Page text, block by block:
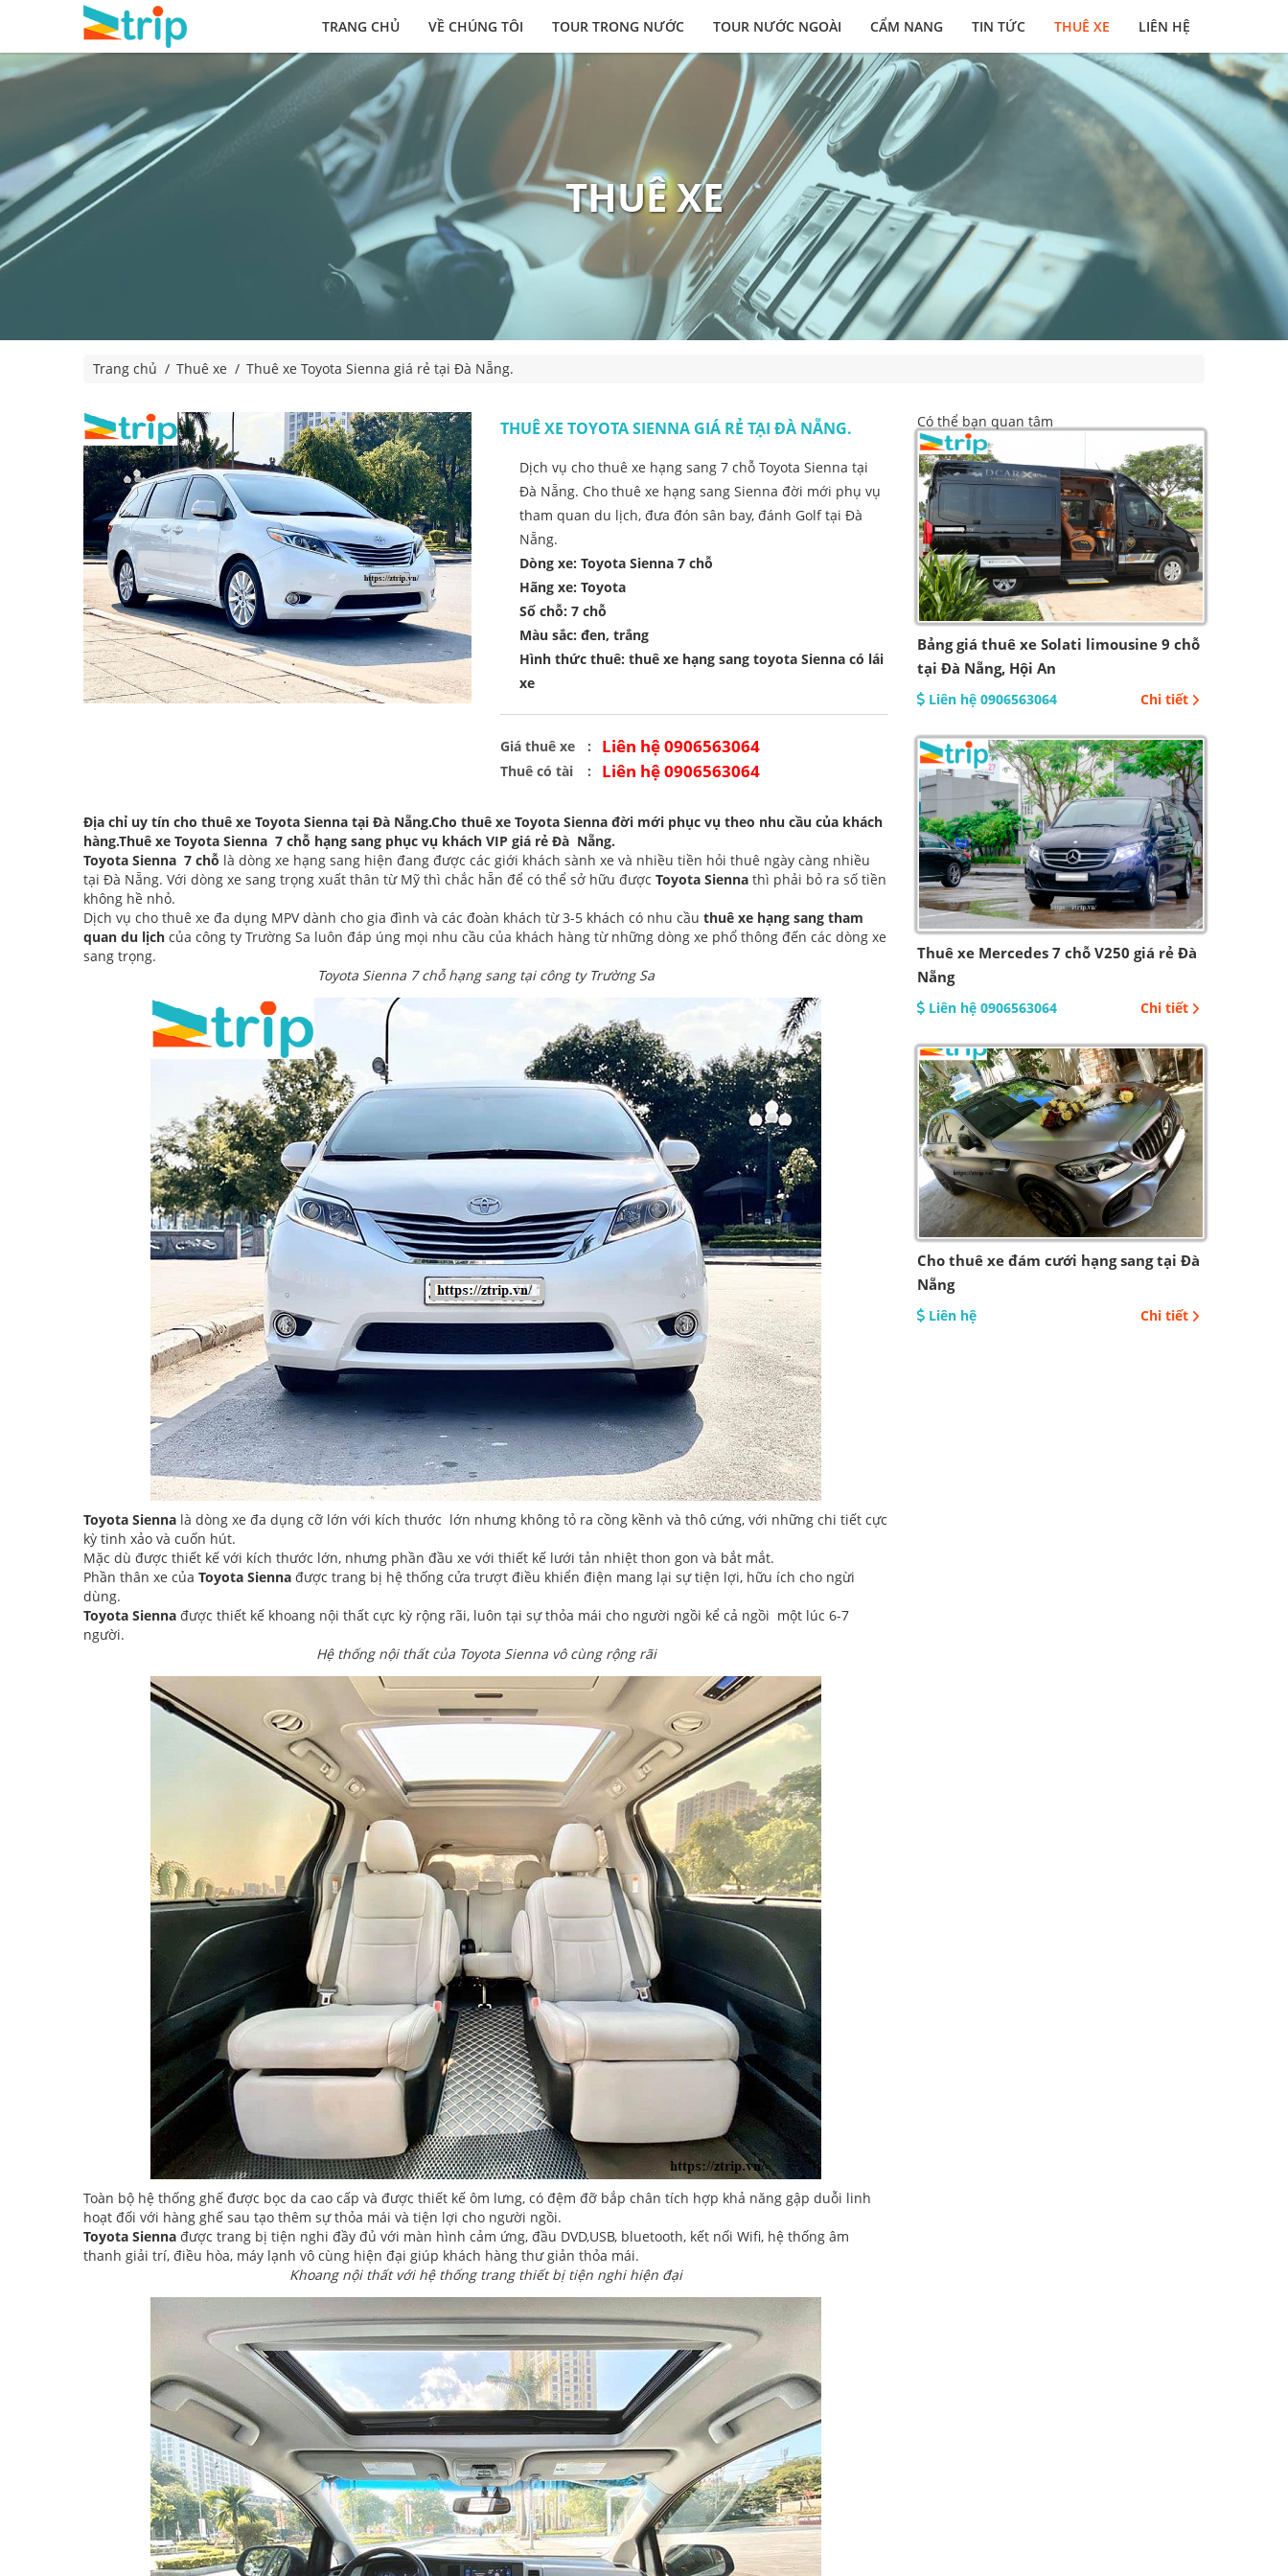
TRANG CHỦ VỀ CHÚNG TÔI TOUR TRONG NƯỚC TOUR NƯỚC NGOÀI CẨM NANG TIN TỨC THUÊ XE LIÊN HỆ
THUÊ XE
Trang chủ Thuê xe Thuê xe Toyota Sienna giá rẻ tại Đà Nẵng.
THUÊ XE TOYOTA SIENNA GIÁ RẺ TẠI ĐÀ NẴNG.
Dịch vụ cho thuê xe hạng sang 7 chỗ Toyota Sienna tại
Đà Nẵng. Cho thuê xe hạng sang Sienna đời mới phụ vụ
tham quan du lịch, đưa đón sân bay, đánh Golf tại Đà
Nẵng.
Dòng xe: Toyota Sienna 7 chỗ
Hãng xe: Toyota
Số chỗ: 7 chỗ
Màu sắc: đen, trắng
Hình thức thuê: thuê xe hạng sang toyota Sienna có lái
xe
Giá thuê xe Liên hệ 0906563064
Thuê có tài Liên hệ 0906563064
Địa chỉ uy tín cho thuê xe Toyota Sienna tại Đà Nẵng.Cho thuê xe Toyota Sienna đời mới phục vụ theo nhu cầu của khách
hàng.Thuê xe Toyota Sienna 7 chỗ hạng sang phục vụ khách VIP giá rẻ Đà Nẵng.
Toyota Sienna 7 chỗ là dòng xe hạng sang hiện đang được các giới khách sành xe và nhiều tiền hỏi thuê ngày càng nhiều
tại Đà Nẵng. Với dòng xe sang trọng xuất thân từ Mỹ thì chắc hẵn để có thể sở hữu được Toyota Sienna thì phải bỏ ra số tiền
không hề nhỏ.
Dịch vụ cho thuê xe đa dụng MPV dành cho gia đình và các đoàn khách từ 3-5 khách có nhu cầu thuê xe hạng sang tham
quan du lịch của công ty Trường Sa luôn đáp úng mọi nhu cầu của khách hàng từ những dòng xe phổ thông đến các dòng xe
sang trọng.
Toyota Sienna 7 chỗ hạng sang tại công ty Trường Sa
Toyota Sienna là dòng xe đa dụng cỡ lớn với kích thước lớn nhưng không tỏ ra cồng kềnh và thô cứng, với những chi tiết cực
kỳ tinh xảo và cuốn hút.
Mặc dù được thiết kế với kích thước lớn, nhưng phần đầu xe với thiết kế lưới tản nhiệt thon gon và bắt mắt.
Phần thân xe của Toyota Sienna được trang bị hệ thống cửa trượt điều khiển điện mang lại sự tiện lợi, hữu ích cho ngừi
dùng.
Toyota Sienna được thiết kế khoang nội thất cực kỳ rộng rãi, luôn tại sự thỏa mái cho người ngồi kể cả ngồi một lúc 6-7
người.
Hệ thống nội thất của Toyota Sienna vô cùng rộng rãi
Toàn bộ hệ thống ghế được bọc da cao cấp và được thiết kế ôm lưng, có đệm đỡ bắp chân tích hợp khả năng gập duỗi linh
hoạt đối với hàng ghế sau tạo thêm sự thỏa mái và tiện lợi cho người ngồi.
Toyota Sienna được trang bị tiện nghi đầy đủ với màn hình cảm ứng, đầu DVD,USB, bluetooth, kết nối Wifi, hệ thống âm
thanh giải trí, điều hòa, máy lạnh vô cùng hiện đại giúp khách hàng thư giản thỏa mái.
Khoang nội thất với hệ thống trang thiết bị tiện nghi hiện đại
Có thể bạn quan tâm
Bảng giá thuê xe Solati limousine 9 chỗ
tại Đà Nẵng, Hội An
Liên hệ 0906563064 Chi tiết
Thuê xe Mercedes 7 chỗ V250 giá rẻ Đà
Nẵng
Liên hệ 0906563064 Chi tiết
Cho thuê xe đám cưới hạng sang tại Đà
Nẵng
Liên hệ Chi tiết